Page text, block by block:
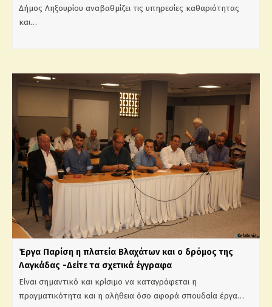
Δήμος Ληξουρίου αναβαθμίζει τις υπηρεσίες καθαριότητας
και…
Έργα Παρίση η πλατεία Βλαχάτων και ο δρόμος της
Λαγκάδας -Δείτε τα σχετικά έγγραφα
Είναι σημαντικό και κρίσιμο να καταγράφεται η
πραγματικότητα και η αλήθεια όσο αφορά σπουδαία έργα…